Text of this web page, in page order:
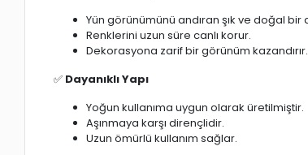
Yün görünümünü andıran şık ve doğal bir
Renklerini uzun süre canlı korur.
Dekorasyona zarif bir görünüm kazandırır.
✅ Dayanıklı Yapı
Yoğun kullanıma uygun olarak üretilmiştir.
Aşınmaya karşı dirençlidir.
Uzun ömürlü kullanım sağlar.